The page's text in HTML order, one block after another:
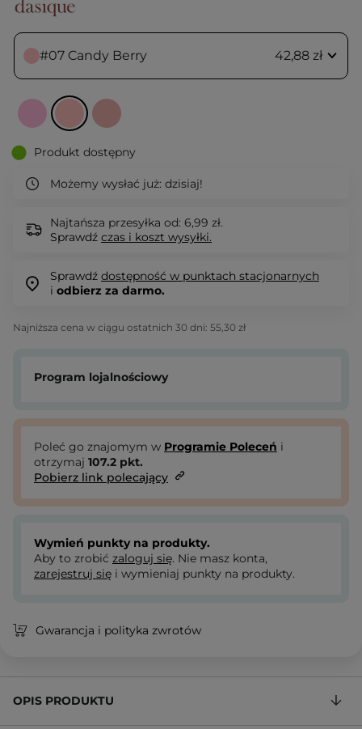
#07 Candy Berry 42,88 zł
Produkt dostępny
Możemy wysłać już: dzisiaj!
Najtańsza przesyłka od: 6,99 zł.
Sprawdź czas i koszt wysyłki.
Sprawdź dostępność w punktach stacjonarnych
i odbierz za darmo.
Najniższa cena w ciągu ostatnich 30 dni: 55,30 zł
Program lojalnościowy
Poleć go znajomym w Programie Poleceń i
otrzymaj 107.2 pkt.
Pobierz link polecający
Wymień punkty na produkty.
Aby to zrobić zaloguj się. Nie masz konta,
zarejestruj się i wymieniaj punkty na produkty.
Gwarancja i polityka zwrotów
OPIS PRODUKTU